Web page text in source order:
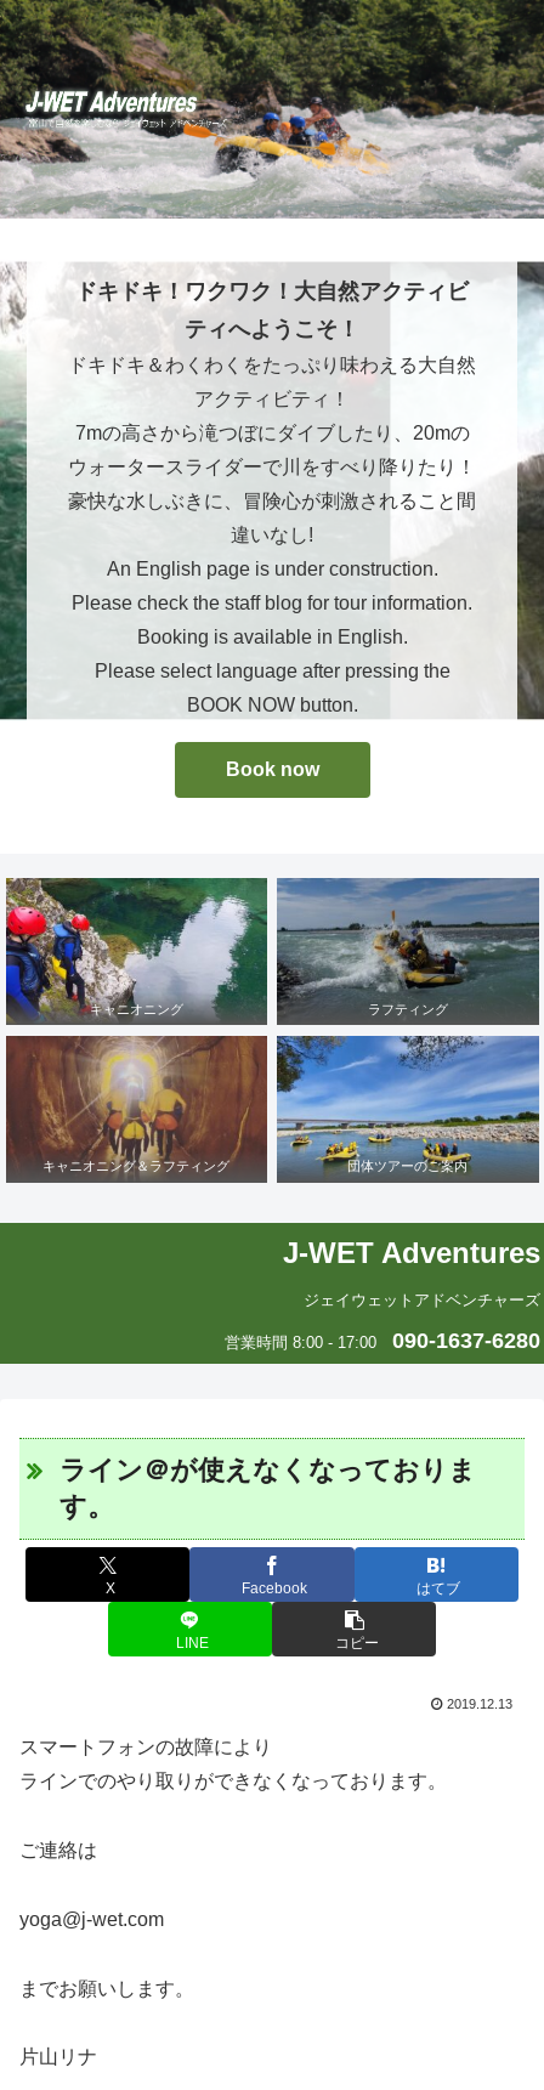
ドキドキ！ワクワク！大自然アクティビ
ティへようこそ！
ドキドキ＆わくわくをたっぷり味わえる大自然
アクティビティ！
7mの高さから滝つぼにダイブしたり、20mの
ウォータースライダーで川をすべり降りたり！
豪快な水しぶきに、冒険心が刺激されること間
違いなし!
An English page is under construction.
Please check the staff blog for tour information.
Booking is available in English.
Please select language after pressing the
BOOK NOW button.
Book now
キャニオニング ラフティング
キャニオニング＆ラフティング 団体ツアーのご案内
J-WET Adventures
ジェイウェットアドベンチャーズ
営業時間 8:00 - 17:00 090-1637-6280
ライン＠が使えなくなっておりま
す。
X Facebook はてブ
LINE コピー
2019.12.13
スマートフォンの故障により
ラインでのやり取りができなくなっております。
ご連絡は
yoga@j-wet.com
までお願いします。
片山リナ